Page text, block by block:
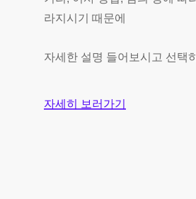
라지시기 때문에
자세한 설명 들어보시고 선택
자세히 보러가기